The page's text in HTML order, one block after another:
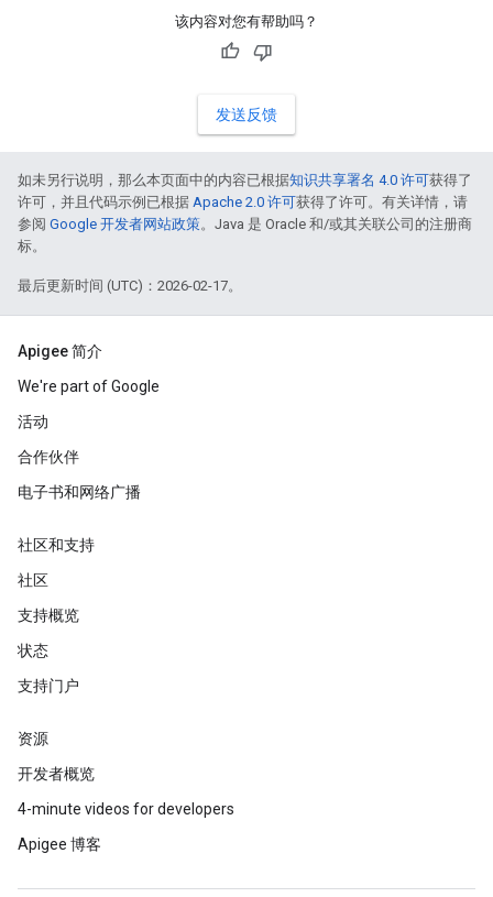
该内容对您有帮助吗？
发送反馈
如未另行说明，那么本页面中的内容已根据知识共享署名 4.0 许可获得了
许可，并且代码示例已根据 Apache 2.0 许可获得了许可。有关详情，请
参阅 Google 开发者网站政策。Java 是 Oracle 和/或其关联公司的注册商
标。
最后更新时间 (UTC)：2026-02-17。
Apigee 简介
We're part of Google
活动
合作伙伴
电子书和网络广播
社区和支持
社区
支持概览
状态
支持门户
资源
开发者概览
4-minute videos for developers
Apigee 博客